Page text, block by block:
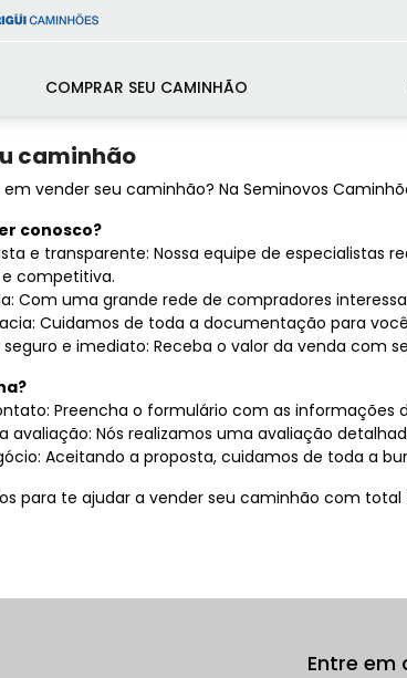
COMPRAR SEU CAMINHÃO
caminhão
em vender seu caminhão? Na Seminovos
conosco?
e transparente: Nossa equipe de
competitiva.
Com uma grande rede de compradores
Cuidamos de toda a documentação para
e imediato: Receba o valor da venda com
Preencha o formulário com as informações
avaliação: Nós realizamos uma avaliação
Aceitando a proposta, cuidamos de toda a
para te ajudar a vender seu caminhão com
Entre